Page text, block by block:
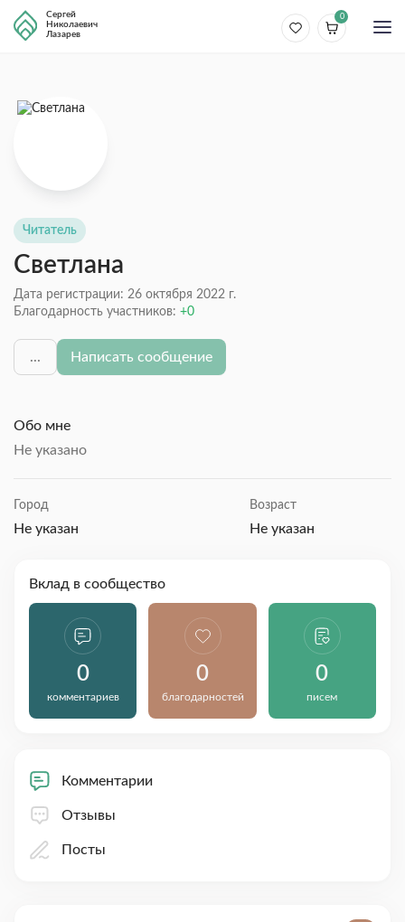
Сергей
Николаевич
Лазарев
0
Читатель
Светлана
Дата регистрации: 26 октября 2022 г.
Благодарность участников:
0
... Написать сообщение
Обо мне
Не указано
Город
Не указан
Возраст
Не указан
Вклад в сообщество
0
комментариев
0
благодарностей
0
писем
Комментарии
Отзывы
Посты